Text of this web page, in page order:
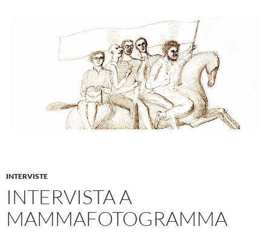
INTERVISTE
INTERVISTA A
MAMMAFOTOGRAMMA